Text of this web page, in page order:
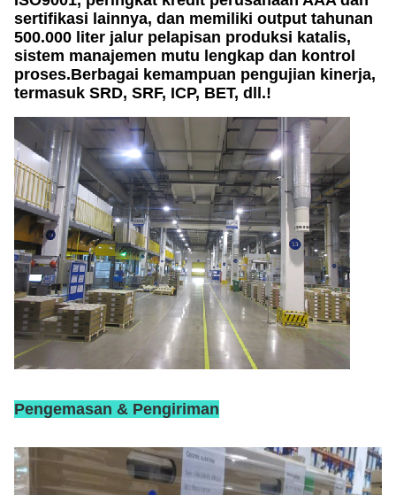
sertifikasi lainnya, dan memiliki output tahunan
500.000 liter jalur pelapisan produksi katalis,
sistem manajemen mutu lengkap dan kontrol
proses.Berbagai kemampuan pengujian kinerja,
termasuk SRD, SRF, ICP, BET, dll.!
Pengemasan & Pengiriman